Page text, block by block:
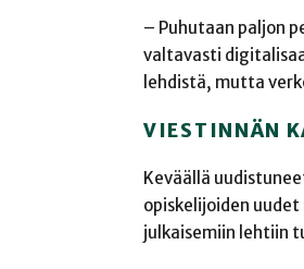
– Puhutaan paljon
valtavasti
lehdistä, mutta
VIESTINNÄN
Keväällä
opiskelijoiden
julkaisemiin lehtiin